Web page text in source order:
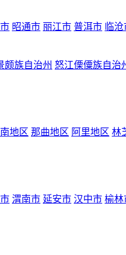
昭通市 丽江市 普洱市 临
颇族自治州 怒江傈僳族自治
地区 那曲地区 阿里地区 林
渭南市 延安市 汉中市 榆林